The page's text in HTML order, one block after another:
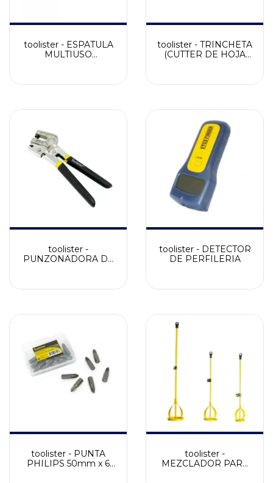
toolister - ESPATULA
MULTIUSO
toolister - TRINCHETA
(CUTTER DE HOJA
toolister -
PUNZONADORA DE
toolister - DETECTOR
DE PERFILERIA
toolister - PUNTA
PHILIPS 50mm x 6
toolister -
MEZCLADOR PARA